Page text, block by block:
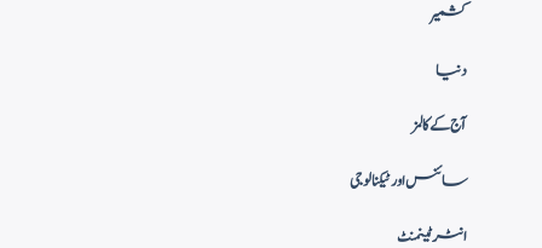
کشمیر
دنیا
آج کے کالمز
سائنس اور ٹیکنالوجی
انٹرٹینمنٹ